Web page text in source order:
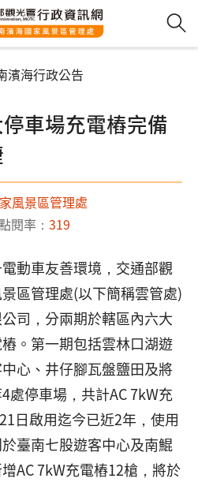
濱海行政公告
車場充電樁完備
風景區管理處
點閱率： 319
動車友善環境，交通部觀
區管理處(以下簡稱雲管處)
司，分兩期於轄區內六大
。第一期包括雲林口湖遊
心、井仔腳瓦盤鹽田及將
處停車場，共計AC 7kW充
日啟用迄今已近2年，使用
臺南七股遊客中心及南鯤
AC 7kW充電樁12槍，將於